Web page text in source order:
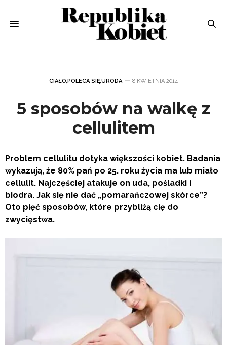
CIAŁO,POLECA SIĘ,URODA 8 KWIETNIA 2014
5 sposobów na walkę z
cellulitem
Problem cellulitu dotyka większości kobiet. Badania
wykazują, że 80% pań po 25. roku życia ma lub miało
cellulit. Najczęściej atakuje on uda, pośladki i
biodra. Jak się nie dać „pomarańczowej skórce”?
Oto pięć sposobów, które przybliżą cię do
zwycięstwa.